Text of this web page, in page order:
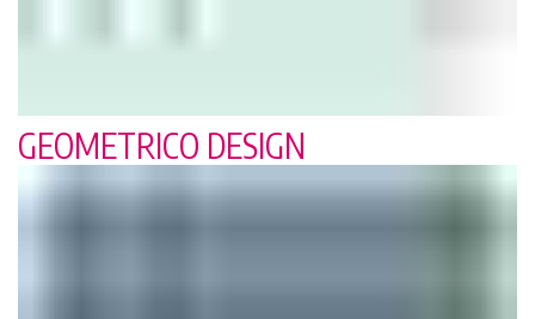
GEOMETRICO DESIGN